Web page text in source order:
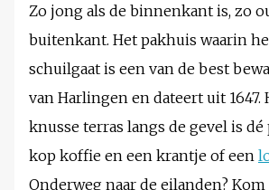
Zo jong als de binnenkant is, zo
buitenkant. Het pakhuis waarin
schuilgaat is een van de best
van Harlingen en dateert uit 1647.
knusse terras langs de gevel is
kop koffie en een krantje of een
Onderweg naar de eilanden?